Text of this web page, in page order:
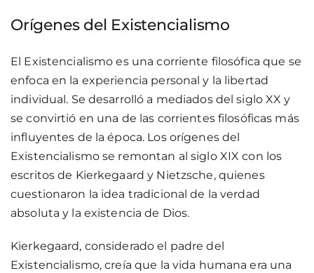
Orígenes del Existencialismo
El Existencialismo es una corriente filosófica que se
enfoca en la experiencia personal y la libertad
individual. Se desarrolló a mediados del siglo XX y
se convirtió en una de las corrientes filosóficas más
influyentes de la época. Los orígenes del
Existencialismo se remontan al siglo XIX con los
escritos de Kierkegaard y Nietzsche, quienes
cuestionaron la idea tradicional de la verdad
absoluta y la existencia de Dios.
Kierkegaard, considerado el padre del
Existencialismo, creía que la vida humana era una